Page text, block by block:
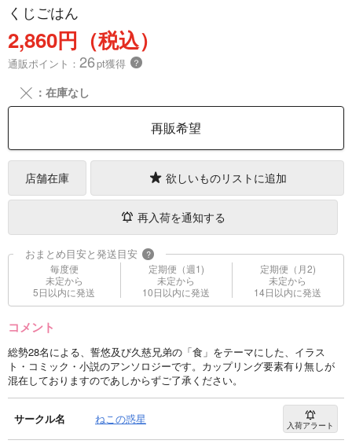
くじごはん
2,860円（税込）
通販ポイント： 26pt獲得 ？
╳ ：在庫なし
再販希望
店舗在庫 欲しいものリストに追加
再入荷を通知する
おまとめ目安と発送目安 ?
毎度便
未定から
5日以内に発送
定期便（週1)
未定から
10日以内に発送
定期便（月2)
未定から
14日以内に発送
コメント
総勢28名による、誓悠及び久慈兄弟の「食」をテーマにした、イラス
ト・コミック・小説のアンソロジーです。カップリング要素有り無しが
混在しておりますのであしからずご了承ください。
サークル名 ねこの惑星 入荷アラート